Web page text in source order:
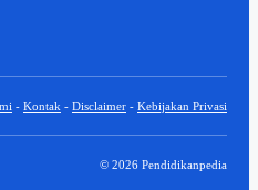
- Kontak - Disclaimer - Kebijakan Privasi
© 2026 Pendidikanpedia